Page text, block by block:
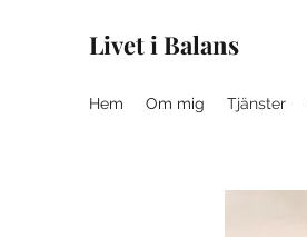
Livet i Balans
Hem Om mig Tjänster